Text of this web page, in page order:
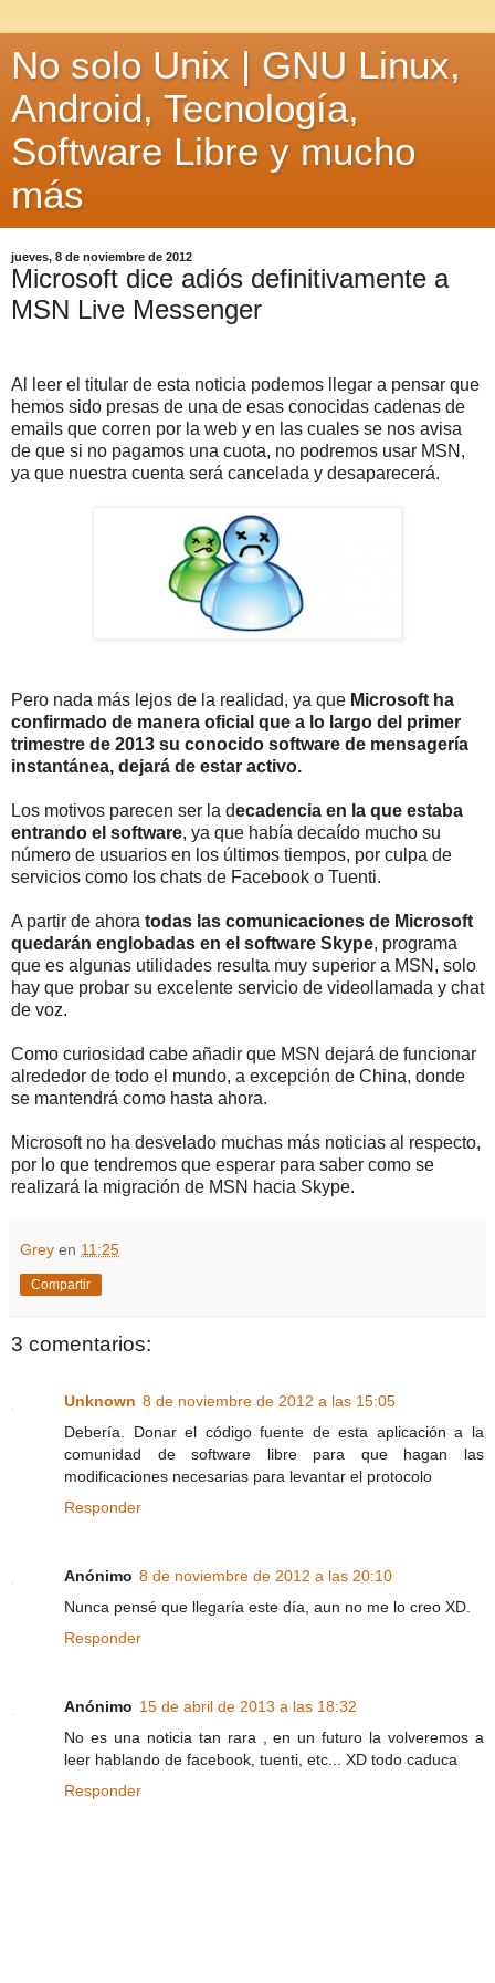
No solo Unix | GNU Linux,
Android, Tecnología,
Software Libre y mucho
más
jueves, 8 de noviembre de 2012
Microsoft dice adiós definitivamente a
MSN Live Messenger
Al leer el titular de esta noticia podemos llegar a pensar que
hemos sido presas de una de esas conocidas cadenas de
emails que corren por la web y en las cuales se nos avisa
de que si no pagamos una cuota, no podremos usar MSN,
ya que nuestra cuenta será cancelada y desaparecerá.
Pero nada más lejos de la realidad, ya que Microsoft ha
confirmado de manera oficial que a lo largo del primer
trimestre de 2013 su conocido software de mensagería
instantánea, dejará de estar activo.
Los motivos parecen ser la decadencia en la que estaba
entrando el software, ya que había decaído mucho su
número de usuarios en los últimos tiempos, por culpa de
servicios como los chats de Facebook o Tuenti.
A partir de ahora todas las comunicaciones de Microsoft
quedarán englobadas en el software Skype, programa
que es algunas utilidades resulta muy superior a MSN, solo
hay que probar su excelente servicio de videollamada y chat
de voz.
Como curiosidad cabe añadir que MSN dejará de funcionar
alrededor de todo el mundo, a excepción de China, donde
se mantendrá como hasta ahora.
Microsoft no ha desvelado muchas más noticias al respecto,
por lo que tendremos que esperar para saber como se
realizará la migración de MSN hacia Skype.
Grey en 11:25
Compartir
3 comentarios:
Unknown 8 de noviembre de 2012 a las 15:05
Debería. Donar el código fuente de esta aplicación a la
comunidad de software libre para que hagan las
modificaciones necesarias para levantar el protocolo
Responder
Anónimo 8 de noviembre de 2012 a las 20:10
Nunca pensé que llegaría este día, aun no me lo creo XD.
Responder
Anónimo 15 de abril de 2013 a las 18:32
No es una noticia tan rara , en un futuro la volveremos a
leer hablando de facebook, tuenti, etc... XD todo caduca
Responder